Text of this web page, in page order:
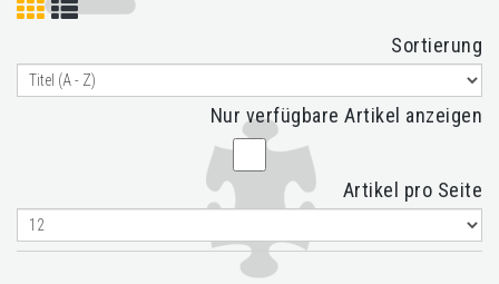
Sortierung
Nur verfügbare Artikel anzeigen
Artikel pro Seite